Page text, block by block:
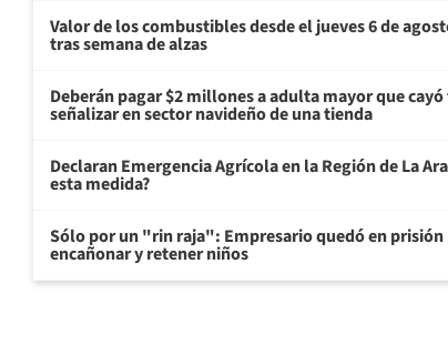
Valor de los combustibles desde el jueves 6 de
tras semana de alzas
Deberán pagar $2 millones a adulta mayor que
señalizar en sector navideño de una tienda
Declaran Emergencia Agrícola en la Región de La
esta medida?
Sólo por un "rin raja": Empresario quedó en
encañonar y retener niños